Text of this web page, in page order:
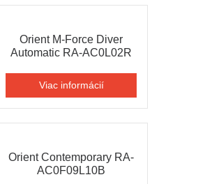
Orient M-Force Diver
Automatic RA-AC0L02R
Viac informácií
Orient Contemporary RA-
AC0F09L10В